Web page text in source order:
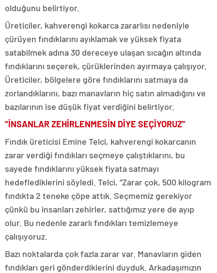
olduğunu belirtiyor.
Üreticiler, kahverengi kokarca zararlısı nedeniyle
çürüyen fındıklarını ayıklamak ve yüksek fiyata
satabilmek adına 30 dereceye ulaşan sıcağın altında
fındıklarını seçerek, çürüklerinden ayırmaya çalışıyor.
Üreticiler, bölgelere göre fındıklarını satmaya da
zorlandıklarını, bazı manavların hiç satın almadığını ve
bazılarının ise düşük fiyat verdiğini belirtiyor.
“İNSANLAR ZEHİRLENMESİN DİYE SEÇİYORUZ”
Fındık üreticisi Emine Telci, kahverengi kokarcanın
zarar verdiği fındıkları seçmeye çalıştıklarını, bu
sayede fındıklarını yüksek fiyata satmayı
hedeflediklerini söyledi. Telci, “Zarar çok, 500 kilogram
fındıkta 2 teneke çöpe attık. Seçmemiz gerekiyor
çünkü bu insanları zehirler, sattığımız yere de ayıp
olur. Bu nedenle zararlı fındıkları temizlemeye
çalışıyoruz.
Bazı noktalarda çok fazla zarar var. Manavların giden
fındıkları geri gönderdiklerini duyduk. Arkadaşımızın